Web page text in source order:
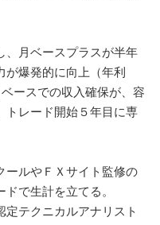
、月ベースプラスが半年
が爆発的に向上（年利
ースでの収入確保が、容
トレード開始５年目に専
ールやＦＸサイト監修の
で生計を立てる。
テクニカルアナリスト